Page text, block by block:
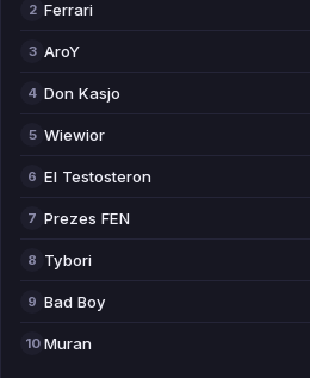
2 Ferrari
3 AroY
4 Don Kasjo
5 Wiewior
6 El Testosteron
7 Prezes FEN
8 Tybori
9 Bad Boy
10 Muran